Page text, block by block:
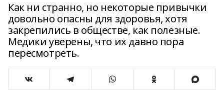
Как ни странно, но некоторые привычки
довольно опасны для здоровья, хотя
закрепились в обществе, как полезные.
Медики уверены, что их давно пора
пересмотреть.